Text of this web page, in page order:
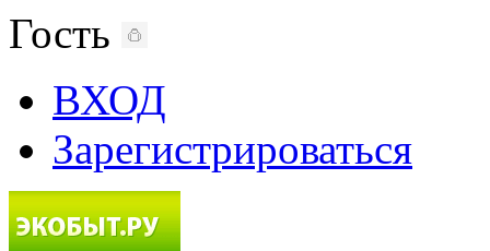
Гость
ВХОД
Зарегистрироваться